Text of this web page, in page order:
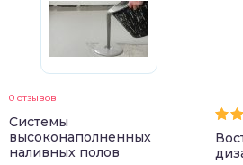
0 отзывов
Системы
высоконаполненных
наливных полов